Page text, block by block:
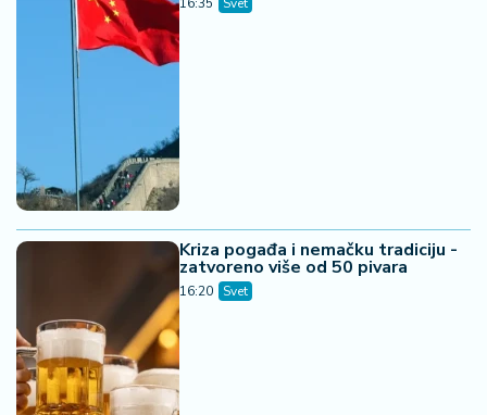
Kriza pogađa i nemačku tradiciju -
zatvoreno više od 50 pivara
16:20 Svet